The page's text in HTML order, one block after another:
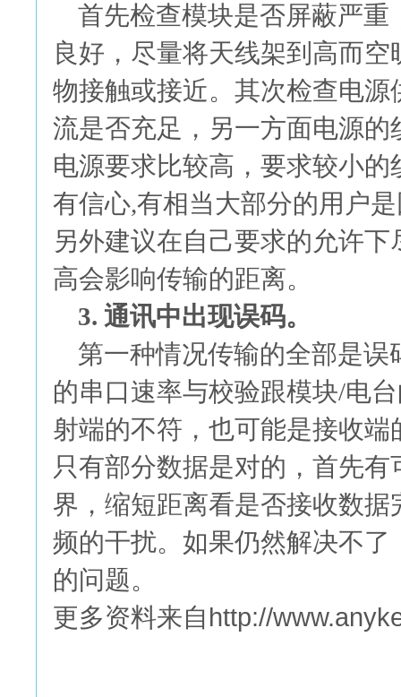
首先检查模块是否屏蔽严重
良好，尽量将天线架到高而
物接触或接近。其次检查电
流是否充足，另一方面电源
电源要求比较高，要求较小
有信心,有相当大部分的用户
另外建议在自己要求的允许
高会影响传输的距离。
3. 通讯中出现误码。
第一种情况传输的全部是误
的串口速率与校验跟模块/电
射端的不符，也可能是接收
只有部分数据是对的，首先
界，缩短距离看是否接收数
频的干扰。如果仍然解决不
的问题。
更多资料来自 http://